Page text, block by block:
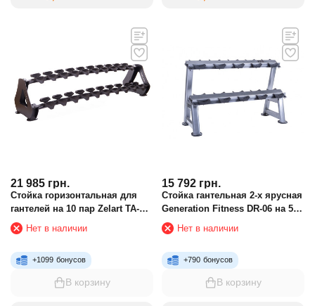
21 985 грн.
Стойка горизонтальная для
гантелей на 10 пар Zelart TA-
2653
Нет в наличии
+1099 бонусов
В корзину
15 792 грн.
Стойка гантельная 2-х ярусная
Generation Fitness DR-06 на 5
пар
Нет в наличии
+790 бонусов
В корзину